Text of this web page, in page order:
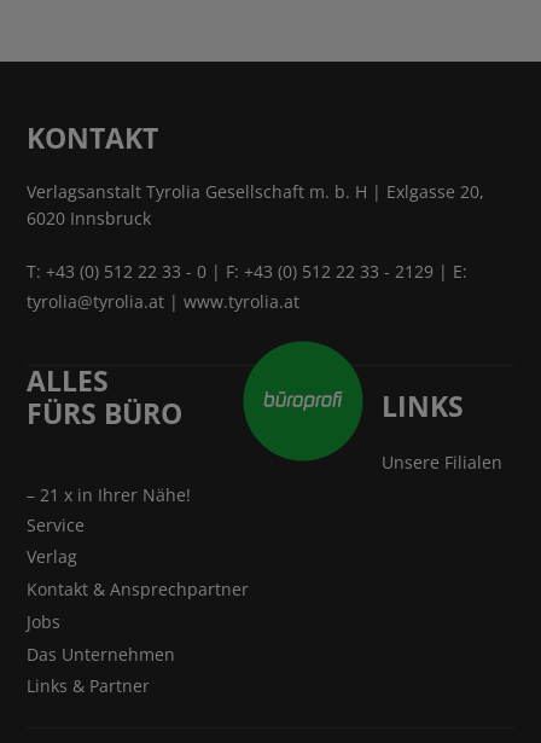
KONTAKT
Verlagsanstalt Tyrolia Gesellschaft m. b. H | Exlgasse 20,
6020 Innsbruck
T:+43 (0) 512 22 33 - 0 | F: +43 (0) 512 22 33 - 2129 | E:
tyrolia@tyrolia.at |www.tyrolia.at
ALLES
FÜRS BÜRO
LINKS
Unsere Filialen
– 21 x in Ihrer Nähe!
Service
Verlag
Kontakt & Ansprechpartner
Jobs
Das Unternehmen
Links & Partner